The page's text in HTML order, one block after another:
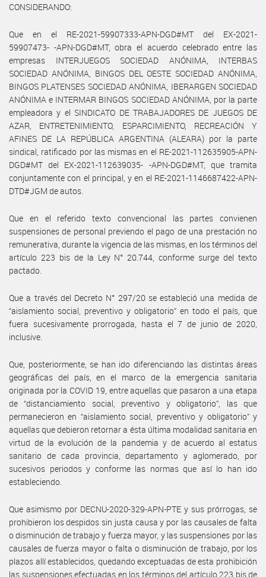
CONSIDERANDO:
Que en el RE-2021-59907333-APN-DGD#MT del EX-2021-
59907473- -APN-DGD#MT, obra el acuerdo celebrado entre las
empresas INTERJUEGOS SOCIEDAD ANÓNIMA, INTERBAS
SOCIEDAD ANÓNIMA, BINGOS DEL OESTE SOCIEDAD ANÓNIMA,
BINGOS PLATENSES SOCIEDAD ANÓNIMA, IBERARGEN SOCIEDAD
ANÓNIMA e INTERMAR BINGOS SOCIEDAD ANÓNIMA, por la parte
empleadora y el SINDICATO DE TRABAJADORES DE JUEGOS DE
AZAR, ENTRETENIMIENTO, ESPARCIMIENTO, RECREACIÓN Y
AFINES DE LA REPÚBLICA ARGENTINA (ALEARA) por la parte
sindical, ratificado por las mismas en el RE-2021-112635905-APN-
DGD#MT del EX-2021-112639035- -APN-DGD#MT, que tramita
conjuntamente con el principal, y en el RE-2021-1146687422-APN-
DTD#JGM de autos.
Que en el referido texto convencional las partes convienen
suspensiones de personal previendo el pago de una prestación no
remunerativa, durante la vigencia de las mismas, en los términos del
artículo 223 bis de la Ley N° 20.744, conforme surge del texto
pactado.
Que a través del Decreto N° 297/20 se estableció una medida de
“aislamiento social, preventivo y obligatorio” en todo el país, que
fuera sucesivamente prorrogada, hasta el 7 de junio de 2020,
inclusive.
Que, posteriormente, se han ido diferenciando las distintas áreas
geográficas del país, en el marco de la emergencia sanitaria
originada por la COVID 19, entre aquellas que pasaron a una etapa
de “distanciamiento social, preventivo y obligatorio”, las que
permanecieron en “aislamiento social, preventivo y obligatorio” y
aquellas que debieron retornar a ésta última modalidad sanitaria en
virtud de la evolución de la pandemia y de acuerdo al estatus
sanitario de cada provincia, departamento y aglomerado, por
sucesivos periodos y conforme las normas que así lo han ido
estableciendo.
Que asimismo por DECNU-2020-329-APN-PTE y sus prórrogas, se
prohibieron los despidos sin justa causa y por las causales de falta
o disminución de trabajo y fuerza mayor, y las suspensiones por las
causales de fuerza mayor o falta o disminución de trabajo, por los
plazos allí establecidos, quedando exceptuadas de esta prohibición
las suspensiones efectuadas en los términos del artículo 223 bis de